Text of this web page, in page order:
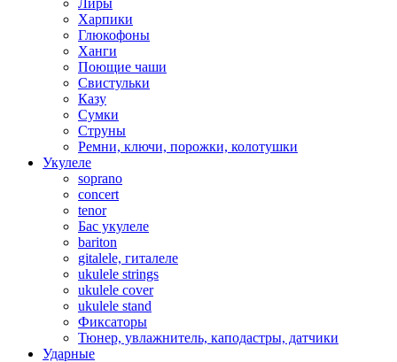
Лиры
Харпики
Глюкофоны
Ханги
Поющие чаши
Свистульки
Казу
Сумки
Струны
Ремни, ключи, порожки, колотушки
Укулеле
soprano
concert
tenor
Бас укулеле
bariton
gitalele, гиталеле
ukulele strings
ukulele cover
ukulele stand
Фиксаторы
Тюнер, увлажнитель, каподастры, датчики
Ударные